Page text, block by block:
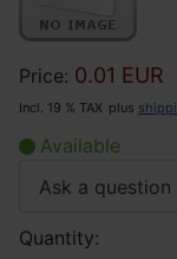
Price: 0.01 EUR
Incl. 19 % TAX plus
Available
Ask a question
Quantity: